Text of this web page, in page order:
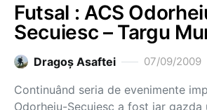
Futsal : ACS
Secuiesc – Targu
Dragoş Asaftei 07/09/2009
Continuând seria de evenimente
Odorheiu-Secuiesc a fost iar gazda